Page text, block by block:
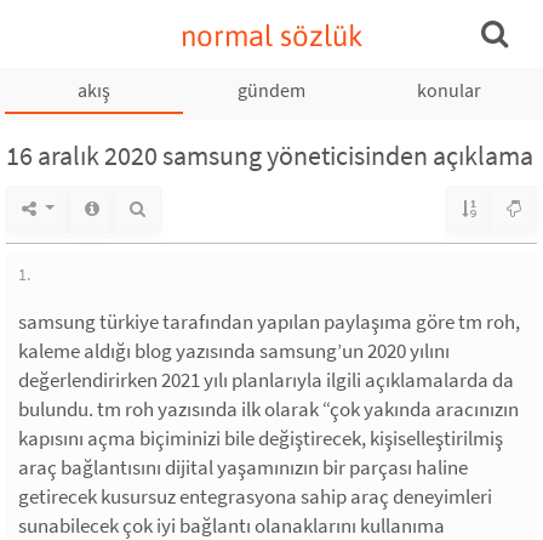
normal sözlük
akış gündem konular
16 aralık 2020 samsung yöneticisinden açıklama
1.
samsung türkiye tarafından yapılan paylaşıma göre tm roh,
kaleme aldığı blog yazısında samsung’un 2020 yılını
değerlendirirken 2021 yılı planlarıyla ilgili açıklamalarda da
bulundu. tm roh yazısında ilk olarak “çok yakında aracınızın
kapısını açma biçiminizi bile değiştirecek, kişiselleştirilmiş
araç bağlantısını dijital yaşamınızın bir parçası haline
getirecek kusursuz entegrasyona sahip araç deneyimleri
sunabilecek çok iyi bağlantı olanaklarını kullanıma